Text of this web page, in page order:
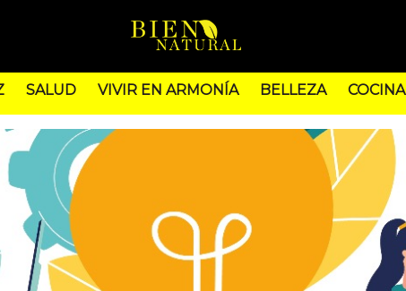
SALUD VIVIR EN ARMONÍA BELLEZA COCINA